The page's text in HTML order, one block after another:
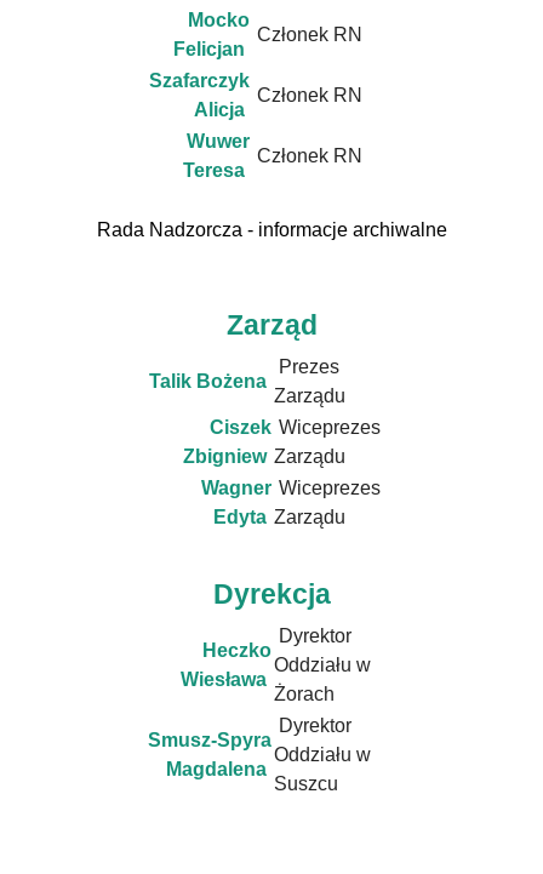
Mocko
Felicjan
Członek RN
Szafarczyk
Alicja
Członek RN
Wuwer
Teresa
Członek RN
Rada Nadzorcza - informacje archiwalne
Zarząd
Talik Bożena
Prezes
Zarządu
Ciszek
Zbigniew
Wiceprezes
Zarządu
Wagner
Edyta
Wiceprezes
Zarządu
Dyrekcja
Heczko
Wiesława
Dyrektor
Oddziału w
Żorach
Smusz-Spyra
Magdalena
Dyrektor
Oddziału w
Suszcu